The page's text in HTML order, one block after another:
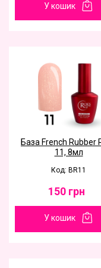
У кошик
База French Rubber
11, 8мл
Код: BR11
150 грн
У кошик